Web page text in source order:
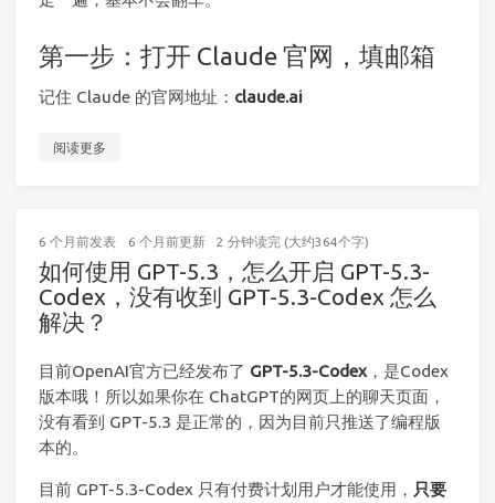
第一步：打开 Claude 官网，填邮箱
记住 Claude 的官网地址： claude.ai
阅读更多
6 个月前发表 6 个月前更新 2 分钟读完 (大约364个字)
如何使用 GPT-5.3，怎么开启 GPT-5.3-
Codex，没有收到 GPT-5.3-Codex 怎么
解决？
目前OpenAI官方已经发布了 GPT-5.3-Codex ，是Codex
版本哦！所以如果你在 ChatGPT的网页上的聊天页面，
没有看到 GPT-5.3 是正常的，因为目前只推送了编程版
本的。
目前 GPT-5.3-Codex 只有付费计划用户才能使用， 只要